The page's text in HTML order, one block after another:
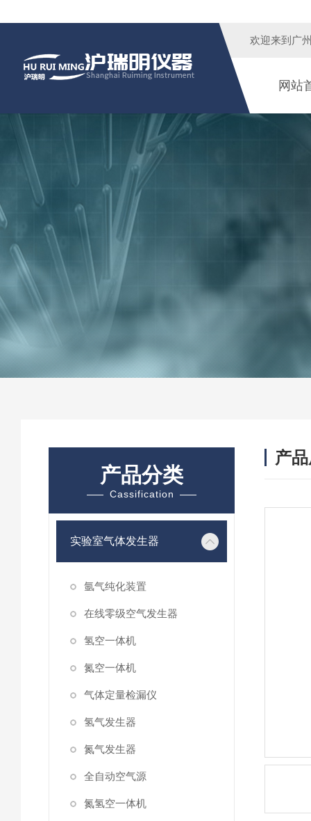
欢迎来到广
网站
产品分类
Cassification
实验室气体发生器
氩气纯化装置
在线零级空气发生器
氢空一体机
氮空一体机
气体定量检漏仪
氢气发生器
氮气发生器
全自动空气源
氮氢空一体机
产